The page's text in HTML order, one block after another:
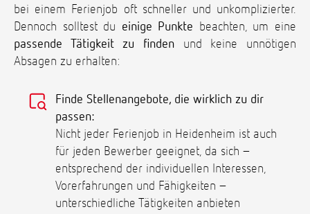
bei einem Ferienjob oft schneller und unkomplizierter.
Dennoch solltest du einige Punkte beachten, um eine
passende Tätigkeit zu finden und keine unnötigen
Absagen zu erhalten:
Finde Stellenangebote, die wirklich zu dir
passen:
Nicht jeder Ferienjob in Heidenheim ist auch
für jeden Bewerber geeignet, da sich –
entsprechend der individuellen Interessen,
Vorerfahrungen und Fähigkeiten –
unterschiedliche Tätigkeiten anbieten